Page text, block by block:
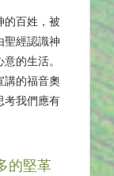
的百姓，被
聖經認識神
的生活。
講的福音奧
考我們應有
的堅革